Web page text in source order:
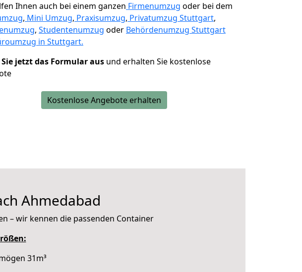
Ihnen auch bei einem ganzen Firmenumzug oder bei dem
, Mini Umzug, Praxisumzug, Privatumzug Stuttgart,
, Studentenumzug oder Behördenumzug Stuttgart
in Stuttgart.
jetzt das Formular aus und erhalten Sie kostenlose
Kostenlose Angebote erhalten
Ahmedabad
– wir kennen die passenden Container
31m³